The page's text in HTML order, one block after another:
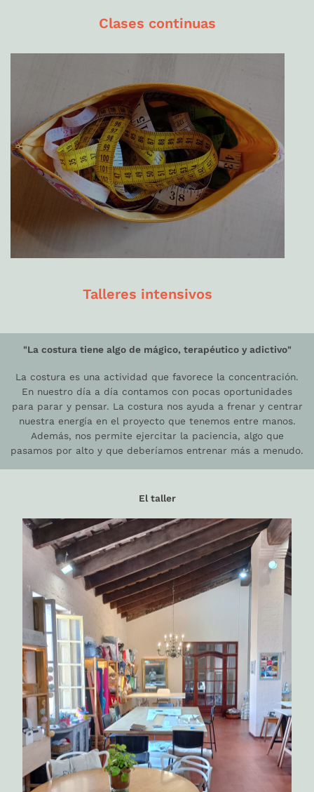
Clases continuas
Talleres intensivos
"La costura tiene algo de mágico, terapéutico y adictivo"
La costura es una actividad que favorece la concentración.
En nuestro día a día contamos con pocas oportunidades
para parar y pensar. La costura nos ayuda a frenar y centrar
nuestra energía en el proyecto que tenemos entre manos.
Además, nos permite ejercitar la paciencia, algo que
pasamos por alto y que deberíamos entrenar más a menudo.
El taller